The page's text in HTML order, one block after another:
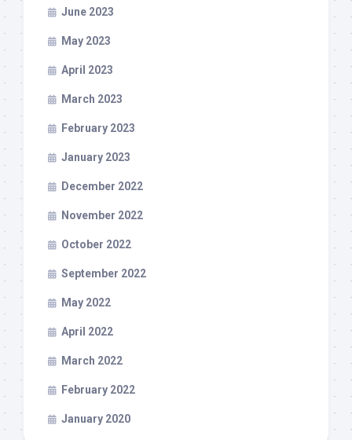
June 2023
May 2023
April 2023
March 2023
February 2023
January 2023
December 2022
November 2022
October 2022
September 2022
May 2022
April 2022
March 2022
February 2022
January 2020